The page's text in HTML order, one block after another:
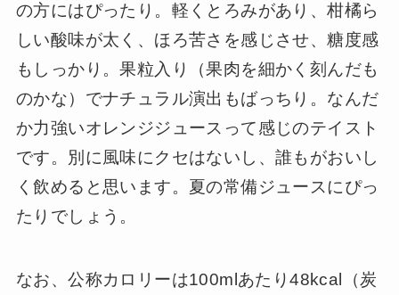
の方にはぴったり。軽くとろみがあり、柑橘ら
しい酸味が太く、ほろ苦さを感じさせ、糖度感
もしっかり。果粒入り（果肉を細かく刻んだも
のかな）でナチュラル演出もばっちり。なんだ
か力強いオレンジジュースって感じのテイスト
です。別に風味にクセはないし、誰もがおいし
く飲めると思います。夏の常備ジュースにぴっ
たりでしょう。
なお、公称カロリーは100mlあたり48kcal（炭